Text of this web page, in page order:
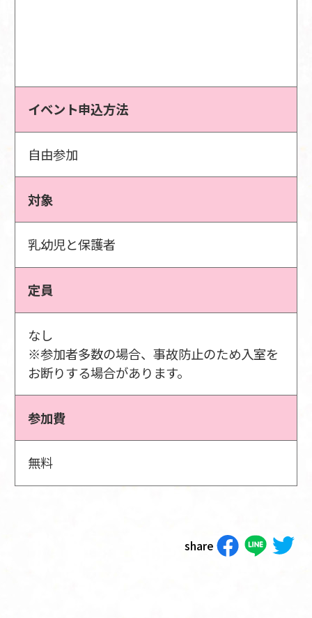
イベント申込方法
自由参加
対象
乳幼児と保護者
定員
なし
※参加者多数の場合、事故防止のため入室を
お断りする場合があります。
参加費
無料
share